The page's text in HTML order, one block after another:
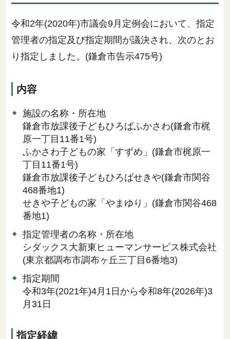
令和2年(2020年)市議会9月定例会において、指定
管理者の指定及び指定期間が議決され、次のとお
り指定しました。(鎌倉市告示475号)
内容
施設の名称・所在地
鎌倉市放課後子どもひろばふかさわ(鎌倉市梶
原一丁目11番1号)
ふかさわ子どもの家「すずめ」(鎌倉市梶原一
丁目11番1号)
鎌倉市放課後子どもひろばせきや(鎌倉市関谷
468番地1)
せきや子どもの家「やまゆり」(鎌倉市関谷468
番地1)
指定管理者の名称・所在地
シダックス大新東ヒューマンサービス株式会社
(東京都調布市調布ヶ丘三丁目6番地3)
指定期間
令和3年(2021年)4月1日から令和8年(2026年)3
月31日
指定経緯